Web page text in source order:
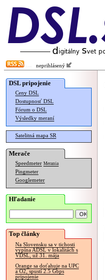
neprihlásený
DSL pripojenie
Ceny DSL
Dostupnosť DSL
Fórum o DSL
Výsledky meraní
Satelitná mapa SR
Merače
Speedmeter Merania
Pingmeter
Googlemeter
Hľadanie
Top články
Na Slovensku sa v tichosti
vypína ADSL v lokalitách s
VDSL, už 31. mája
Orange sa doťahuje na UPC
a O2, spustí 2.5 Gbps
pripojenie